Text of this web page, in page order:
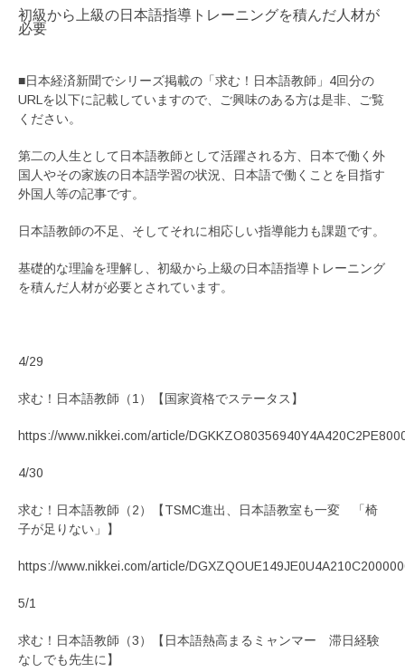
初級から上級の日本語指導トレーニングを積んだ人材が
必要
■日本経済新聞でシリーズ掲載の「求む！日本語教師」4回分の
URLを以下に記載していますので、ご興味のある方は是非、ご覧
ください。
第二の人生として日本語教師として活躍される方、日本で働く外
国人やその家族の日本語学習の状況、日本語で働くことを目指す
外国人等の記事です。
日本語教師の不足、そしてそれに相応しい指導能力も課題です。
基礎的な理論を理解し、初級から上級の日本語指導トレーニング
を積んだ人材が必要とされています。
4/29
求む！日本語教師（1）【国家資格でステータス】
https://www.nikkei.com/article/
4/30
求む！日本語教師（2）【TSMC進出、日本語教室も一変 「椅
子が足りない」】
https://www.nikkei.com/article/
5/1
求む！日本語教師（3）【日本語熱高まるミャンマー 滞日経験
なしでも先生に】